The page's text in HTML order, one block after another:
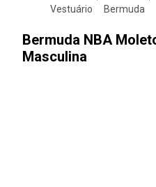
vestuário bermuda
Bermuda NBA
Masculina